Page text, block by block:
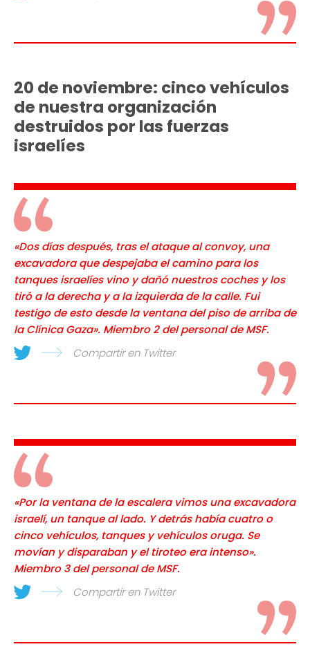
20 de noviembre: cinco vehículos
de nuestra organización
destruidos por las fuerzas
israelíes
«Dos días después, tras el ataque al convoy, una
excavadora que despejaba el camino para los
tanques israelíes vino y dañó nuestros coches y los
tiró a la derecha y a la izquierda de la calle. Fui
testigo de esto desde la ventana del piso de arriba de
la Clínica Gaza». Miembro 2 del personal de MSF.
Compartir en Twitter
«Por la ventana de la escalera vimos una excavadora
israelí, un tanque al lado. Y detrás había cuatro o
cinco vehículos, tanques y vehículos oruga. Se
movían y disparaban y el tiroteo era intenso».
Miembro 3 del personal de MSF.
Compartir en Twitter